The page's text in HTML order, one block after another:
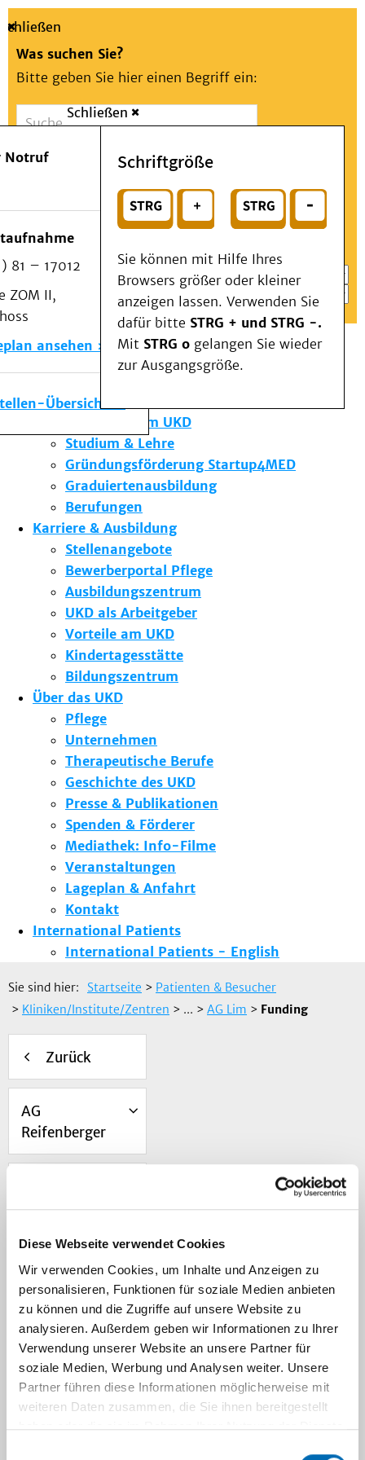
Diese Webseite verwendet Cookies
Wir verwenden Cookies, um Inhalte und Anzeigen zu
personalisieren, Funktionen für soziale Medien anbieten
zu können und die Zugriffe auf unsere Website zu
analysieren. Außerdem geben wir Informationen zu Ihrer
Verwendung unserer Website an unsere Partner für
soziale Medien, Werbung und Analysen weiter. Unsere
Partner führen diese Informationen möglicherweise mit
weiteren Daten zusammen, die Sie ihnen bereitgestellt
haben oder die sie im Rahmen Ihrer Nutzung der Dienste
Suche
Schließen
Was suchen Sie?
Bitte geben Sie hier einen Begriff ein:
Suchen
oder
Wählen Sie ein Thema für Ihren Schnelleinstieg
Notfall
Schließen
Notruf
81 – 17012
ZOM II,
ansehen
Übersicht
Schriftgröße
Sie können mit Hilfe Ihres
Browsers größer oder kleiner
anzeigen lassen. Verwenden Sie
dafür bitte STRG + und STRG -.
Mit STRG o gelangen Sie wieder
zur Ausgangsgröße.
Menü
Patienten & Besucher
Kliniken/Institute/Zentren
Als Patient am UKD
Beratung und Unterstützung
Veranstaltungen
Kommunikation im Medizinwesen (KIM)
Notfall
Forschung & Lehre
Die Institute des UKD
Forschung am UKD
Studium & Lehre
Gründungsförderung Startup4MED
Graduiertenausbildung
Berufungen
Karriere & Ausbildung
Stellenangebote
Bewerberportal Pflege
Ausbildungszentrum
UKD als Arbeitgeber
Vorteile am UKD
Kindertagesstätte
Bildungszentrum
Über das UKD
Pflege
Unternehmen
Therapeutische Berufe
Geschichte des UKD
Presse & Publikationen
Spenden & Förderer
Mediathek: Info-Filme
Veranstaltungen
Lageplan & Anfahrt
Kontakt
International Patients
International Patients - English
Sie sind hier: Startseite > Patienten & Besucher
> Kliniken/Institute/Zentren > ... > AG Lim > Funding
Zurück
AG
Reifenberger
AG Leprivier
AG Lim
AG Weggen
Navigation